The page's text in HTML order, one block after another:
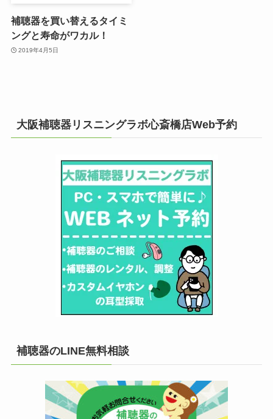
補聴器を買い替えるタイミ
ングと寿命がワカル！
2019年4月5日
大阪補聴器リスニングラボ心斎橋店Web予約
補聴器のLINE無料相談